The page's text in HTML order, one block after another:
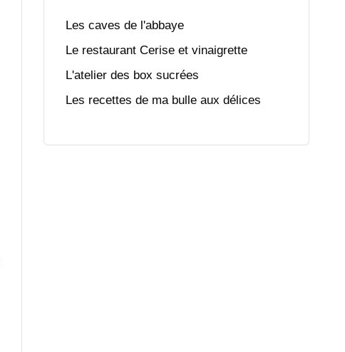
Les caves de l'abbaye
Le restaurant Cerise et vinaigrette
L'atelier des box sucrées
Les recettes de ma bulle aux délices